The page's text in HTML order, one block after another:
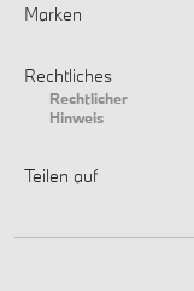
Marken
Rechtliches
Rechtlicher
Hinweis
Teilen auf